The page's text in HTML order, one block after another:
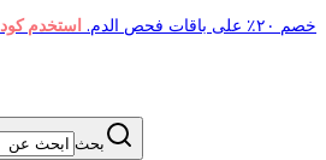
خصم ٢٠٪ على باقات فحص الدم. استخدم كود VALEO20
بحث